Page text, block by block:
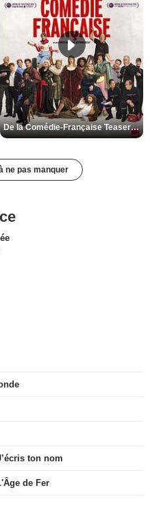
De la Comédie-Française Teaser VF
ne pas manquer
ton nom
de Fer